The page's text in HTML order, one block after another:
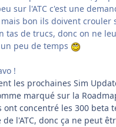
sur l'ATC c'est une
bon ils doivent crouler
tas de trucs, donc on ne
peu de temps
!
les prochaines Sim
marqué sur la
ont concentré les 300 beta
l'ATC, donc ça ne peut